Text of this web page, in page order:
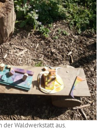
der Waldwerkstatt aus.